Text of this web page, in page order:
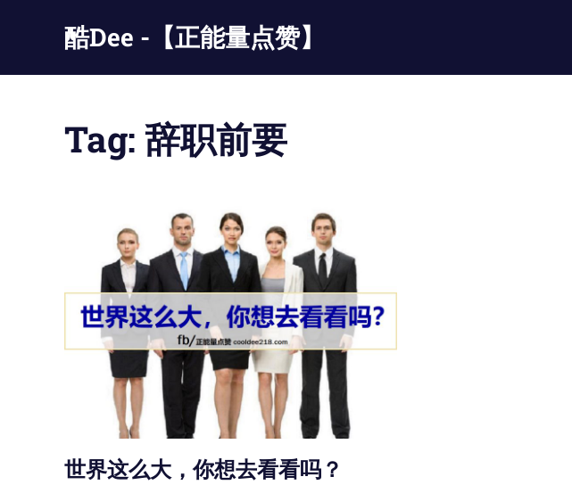
酷Dee -【正能量点赞】
酷
只
Tag: 辞职前要
世界这么大，你想去看看吗？